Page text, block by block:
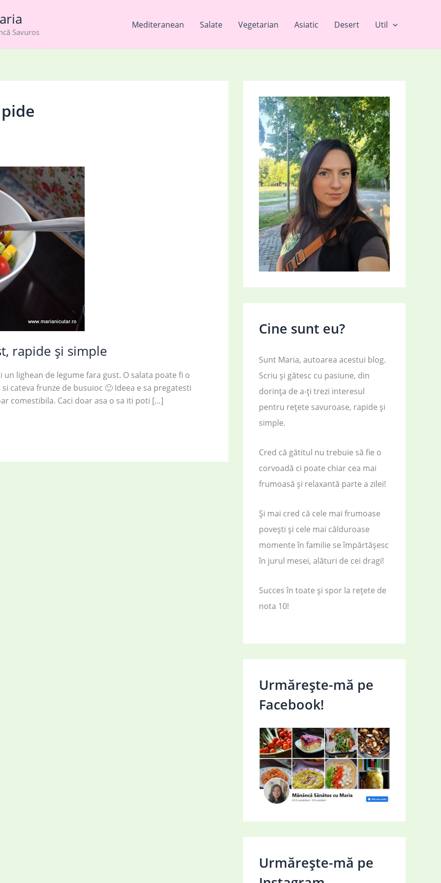
Savuros
Mediteranean Salate Vegetarian Asiatic Desert Util
rapide și simple
lighean de legume fara gust. O salata poate fi o
cateva frunze de busuioc 🙂 Ideea e sa pregatesti
comestibila. Caci doar asa o sa iti poti […]
Cine sunt eu?
Sunt Maria, autoarea acestui blog.
Scriu și gătesc cu pasiune, din
dorința de a-ți trezi interesul
pentru rețete savuroase, rapide și
simple.
Cred că gătitul nu trebuie să fie o
corvoadă ci poate chiar cea mai
frumoasă și relaxantă parte a zilei!
Și mai cred că cele mai frumoase
povești și cele mai călduroase
momente în familie se împărtășesc
în jurul mesei, alături de cei dragi!
Succes în toate și spor la rețete de
nota 10!
Urmărește-mă pe
Facebook!
Urmărește-mă pe